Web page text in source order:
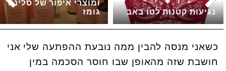
ומוצרי איפור של סלינה
גומז
נגיעות קטנות לטו באב
כשאני מנסה להבין ממה נובעת ההפתעה שלי אני
חושבת שזה מהאופן שבו חוסר הסכמה במין